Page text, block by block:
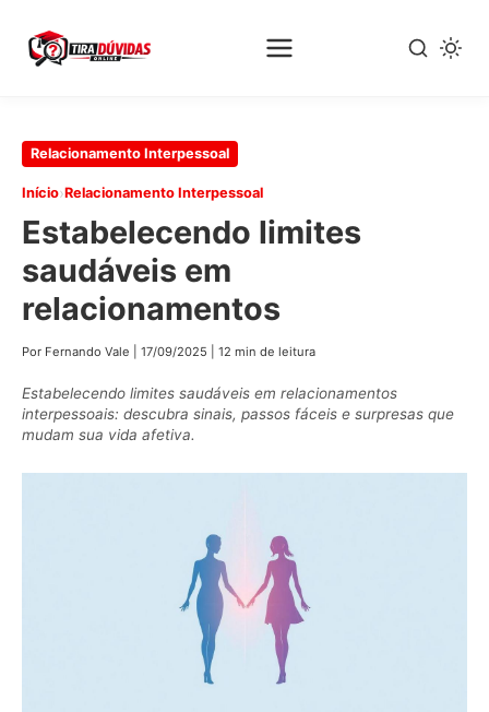
Pular
conteúdo
principal
Relacionamento Interpessoal
Início›Relacionamento Interpessoal
Estabelecendo limites
saudáveis em
relacionamentos
Por Fernando Vale 17/09/2025 12 min de leitura
Estabelecendo limites saudáveis em relacionamentos
interpessoais: descubra sinais, passos fáceis e surpresas que
mudam sua vida afetiva.